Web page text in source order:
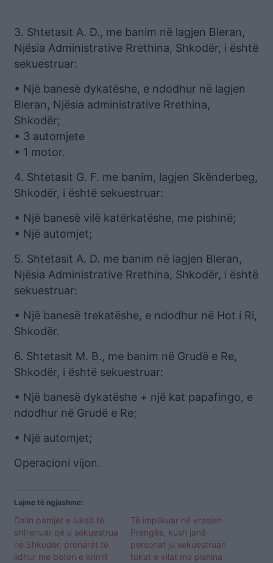
3. Shtetasit A. D., me banim në lagjen Bleran,
Njësia Administrative Rrethina, Shkodër, i është
sekuestruar:
• Një banesë dykatëshe, e ndodhur në lagjen
Bleran, Njësia administrative Rrethina,
Shkodër;
• 3 automjete
• 1 motor.
4. Shtetasit G. F. me banim, lagjen Skënderbeg,
Shkodër, i është sekuestruar:
• Një banesë vilë katërkatëshe, me pishinë;
• Një automjet;
5. Shtetasit A. D. me banim në lagjen Bleran,
Njësia Administrative Rrethina, Shkodër, i është
sekuestruar:
• Një banesë trekatëshe, e ndodhur në Hot i Ri,
Shkodër.
6. Shtetasit M. B., me banim në Grudë e Re,
Shkodër, i është sekuestruar:
• Një banesë dykatëshe + një kat papafingo, e
ndodhur në Grudë e Re;
• Një automjet;
Operacioni vijon.
Lajme të ngjashme:
Dalin pamjet e luksit të
shfrenuar që u sekuestrua
në Shkodër, pronarët të
lidhur me botën e krimit
Të implikuar në vrasjen
Prengës, kush janë
personat ju sekuestruan
tokat e vilat me pishina